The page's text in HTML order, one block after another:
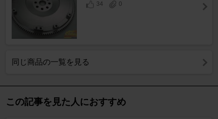
34
0
同じ商品の一覧を見る
この記事を見た人におすすめ